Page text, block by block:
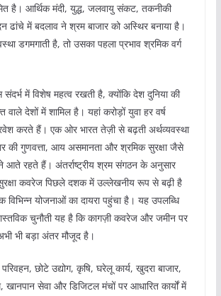
है। आर्थिक मंदी, युद्ध, जलवायु संकट, तकनीकी
ढांचे में बदलाव ने श्रम बाजार को अस्थिर बनाया है।
डगमगाती है, तो उसका पहला प्रभाव श्रमिक वर्ग
संदर्भ में विशेष महत्व रखती है, क्योंकि देश दुनिया की
देशों में शामिल है। यहां करोड़ों युवा हर वर्ष
करते हैं। एक ओर भारत तेज़ी से बढ़ती अर्थव्यवस्था
की गुणवत्ता, आय असमानता और श्रमिक सुरक्षा जैसे
आते रहते हैं। अंतर्राष्ट्रीय श्रम संगठन के अनुसार
कवरेज पिछले दशक में उल्लेखनीय रूप से बढ़ी है
विभिन्न योजनाओं का दायरा पहुंचा है। यह उपलब्धि
चुनौती यह है कि कागज़ी कवरेज और जमीन पर
भी बड़ा अंतर मौजूद है।
परिवहन, छोटे उद्योग, कृषि, घरेलू कार्य, खुदरा बाजार,
खानपान सेवा और डिजिटल मंचों पर आधारित कार्यों में